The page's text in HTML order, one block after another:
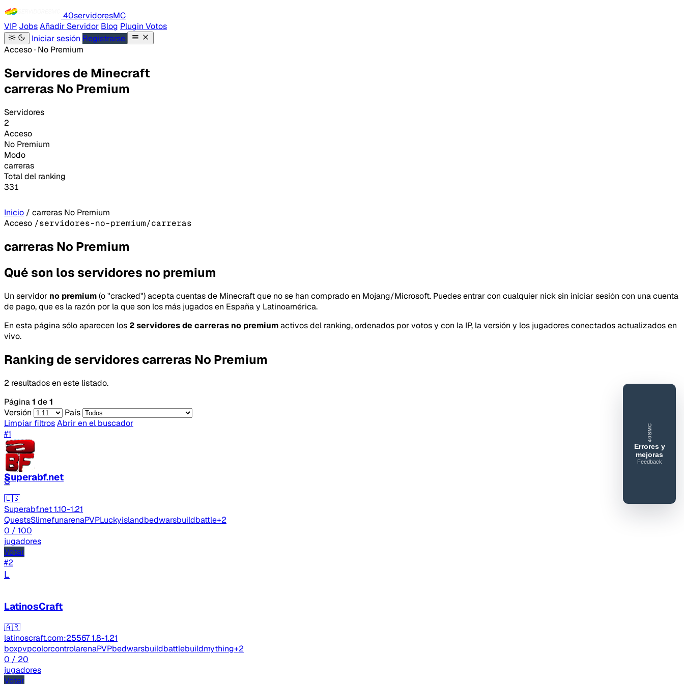
40servidoresMC
VIP JobsAñadir Servidor Blog Plugin Votos
Iniciar sesión Registrarse
Acceso · No Premium
Servidores de Minecraft
carreras No Premium
Servidores
2
Acceso
No Premium
Modo
carreras
Total del ranking
331
Inicio / carreras No Premium
Acceso /servidores-no-premium/carreras
carreras No Premium
Qué son los servidores no premium
Un servidor no premium(o "cracked") acepta cuentas de Minecraft que no se han comprado en Mojang/Microsoft. Puedes entrar con cualquier nick sin iniciar sesión con una cuenta
de pago, que es la razón por la que son los más jugados en España y Latinoamérica.
En esta página sólo aparecen los 2 servidores de carreras no premiumactivos del ranking, ordenados por votos y con la IP, la versión y los jugadores conectados actualizados en
vivo.
Ranking de servidores carreras No Premium
2 resultados en este listado.
Página1 de1
Versión
País
Limpiar filtrosAbrir en el buscador
#1
S
Superabf.net
🇪🇸
Superabf.net1.10-1.21
QuestsSlimefunarenaPVPLuckyislandbedwarsbuildbattle+2
0 / 100
jugadores
Votar
#2
L
LatinosCraft
🇦🇷
latinoscraft.com:255671.8-1.21
boxpvpcolorcontrolarenaPVPbedwarsbuildbattlebuildmything+2
0 / 20
jugadores
Votar
40SMC
Errores y
mejoras
Feedback
Reportar error o mejora